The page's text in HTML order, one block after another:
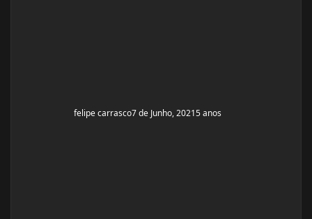
felipe carrasco7 de Junho, 20215 anos